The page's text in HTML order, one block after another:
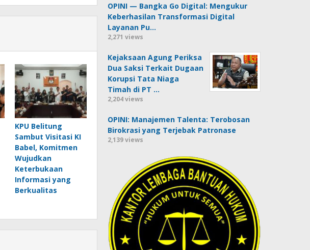
KPU Belitung
Sambut Visitasi KI
Babel, Komitmen
Wujudkan
Keterbukaan
Informasi yang
Berkualitas
OPINI — Bangka Go Digital: Mengukur
Keberhasilan Transformasi Digital
Layanan Pu…
2,271 views
Kejaksaan Agung Periksa
Dua Saksi Terkait Dugaan
Korupsi Tata Niaga
Timah di PT …
2,204 views
OPINI: Manajemen Talenta: Terobosan
Birokrasi yang Terjebak Patronase
2,139 views